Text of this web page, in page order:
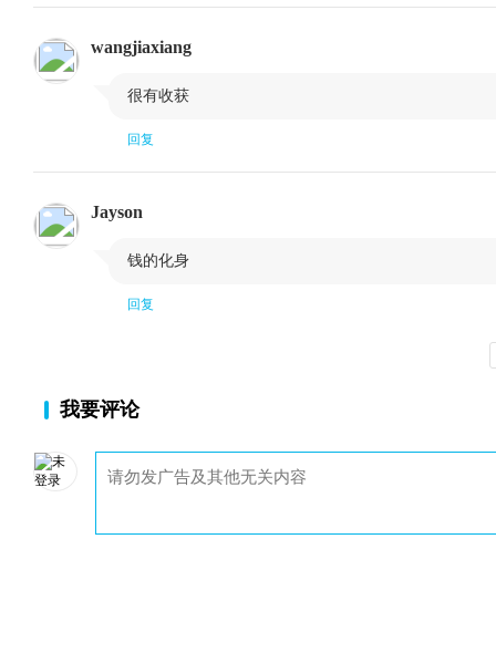
wangjiaxiang
很有收获
回复
Jayson
钱的化身
回复
我要评论